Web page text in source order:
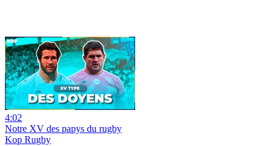
4:02
Notre XV des papys du rugby
Kop Rugby